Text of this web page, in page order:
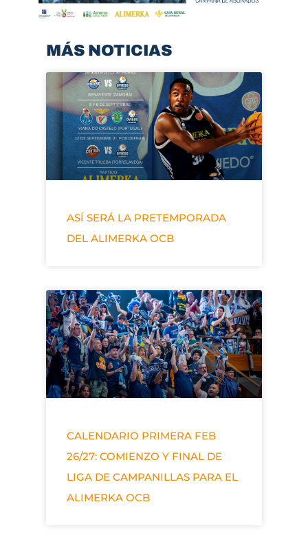
MÁS NOTICIAS
ASÍ SERÁ LA PRETEMPORADA
DEL ALIMERKA OCB
CALENDARIO PRIMERA FEB
26/27: COMIENZO Y FINAL DE
LIGA DE CAMPANILLAS PARA EL
ALIMERKA OCB